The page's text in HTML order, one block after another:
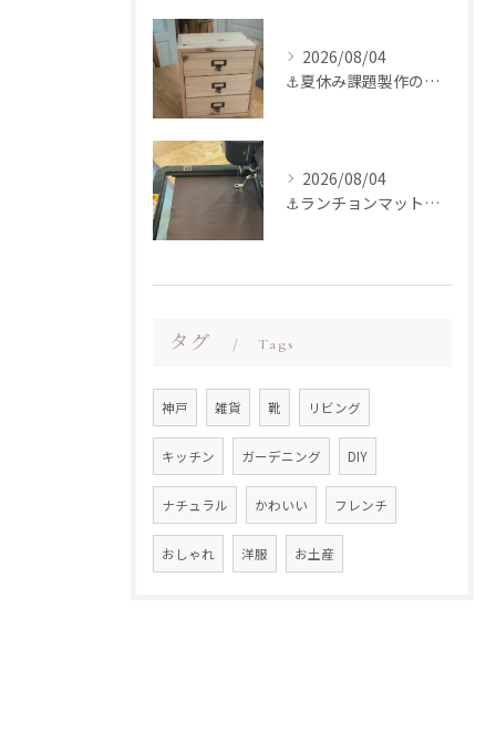
2026/08/04
⚓︎夏休み課題製作のお手伝いをさせていただきました
2026/08/04
⚓︎ランチョンマット製作〜♪
タグ Tags
神戸 雑貨 靴 リビング
キッチン ガーデニング DIY
ナチュラル かわいい フレンチ
おしゃれ 洋服 お土産